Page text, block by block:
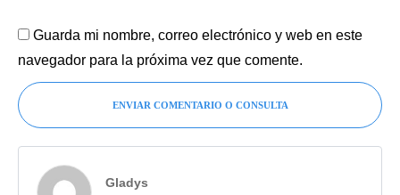
Guarda mi nombre, correo electrónico y web en este
navegador para la próxima vez que comente.
ENVIAR COMENTARIO O CONSULTA
Gladys